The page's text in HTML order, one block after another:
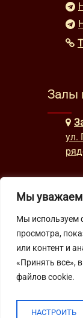
Мы уважаем
Мы используем
просмотра,
или контент и
«Принять все»,
файлов cookie.
НАСТРОИТЬ
Залы
ул.
Часы